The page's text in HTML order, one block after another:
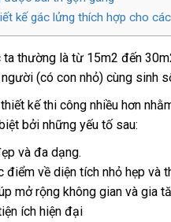
kế gác lửng thích hợp cho
thường là từ 15m2 đến
(có con nhỏ) cùng sinh
kế thi công nhiều hơn
bởi những yếu tố sau:
và đa dạng.
về diện tích nhỏ hẹp và
mở rộng không gian và gia
ích hiện đại